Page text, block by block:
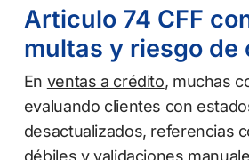
Articulo 74 CFF
multas y riesgo de
En ventas a crédito, muchas
evaluando clientes con
desactualizados, referencias
débiles y validaciones